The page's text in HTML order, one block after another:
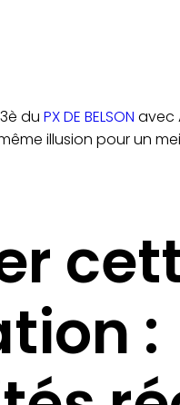
3è du PX DE BELSON avec
illusion pour un
: